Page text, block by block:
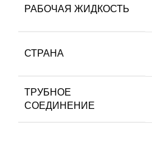
РАБОЧАЯ ЖИДКОСТЬ
СТРАНА
ТРУБНОЕ
СОЕДИНЕНИЕ